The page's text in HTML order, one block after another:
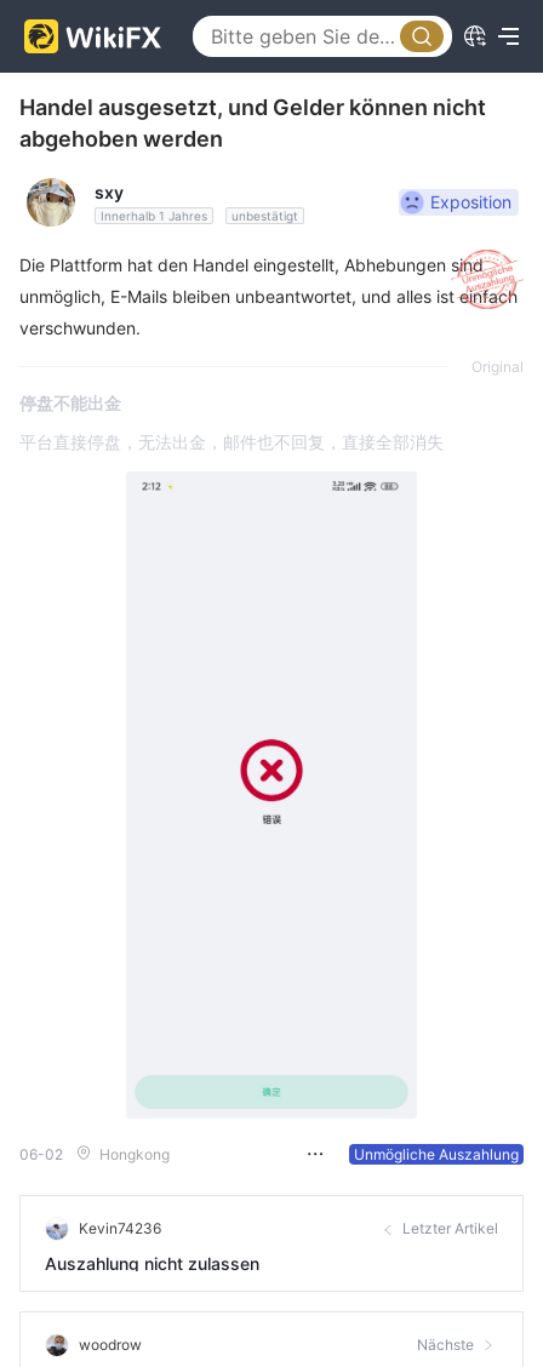
Handel ausgesetzt, und Gelder können nicht
abgehoben werden
sxy
Innerhalb 1 Jahres unbestätigt
Exposition
Die Plattform hat den Handel eingestellt, Abhebungen sind
unmöglich, E-Mails bleiben unbeantwortet, und alles ist einfach
verschwunden.
Original
停盘不能出金
平台直接停盘，无法出金，邮件也不回复，直接全部消失
06-02 Hongkong Unmögliche Auszahlung
Kevin74236 Letzter Artikel
Auszahlung nicht zulassen
woodrow Nächste